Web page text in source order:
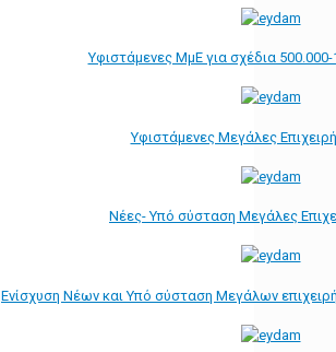
Υφιστάμενες ΜμΕ για σχέδια
Υφιστάμενες Μεγάλες
Νέες- Υπό σύσταση Μεγάλες
Ενίσχυση Νέων και Υπό σύσταση Μεγάλων